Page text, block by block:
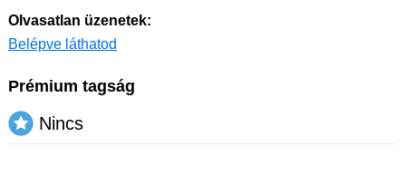
Olvasatlan üzenetek:
Belépve láthatod
Prémium tagság
Nincs